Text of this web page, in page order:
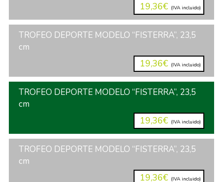
19,36€ (IVA incluido)
TROFEO DEPORTE MODELO “FISTERRA”, 23,5
cm
19,36€ (IVA incluido)
TROFEO DEPORTE MODELO “FISTERRA”, 23,5
cm
19,36€ (IVA incluido)
TROFEO DEPORTE MODELO “FISTERRA”, 23,5
cm
19,36€ (IVA incluido)